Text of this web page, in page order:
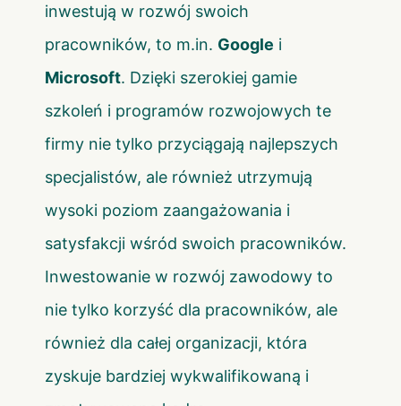
inwestują w rozwój swoich
pracowników, to m.in. Google i
Microsoft. Dzięki szerokiej gamie
szkoleń i programów rozwojowych te
firmy nie tylko przyciągają najlepszych
specjalistów, ale również utrzymują
wysoki poziom zaangażowania i
satysfakcji wśród swoich pracowników.
Inwestowanie w rozwój zawodowy to
nie tylko korzyść dla pracowników, ale
również dla całej organizacji, która
zyskuje bardziej wykwalifikowaną i